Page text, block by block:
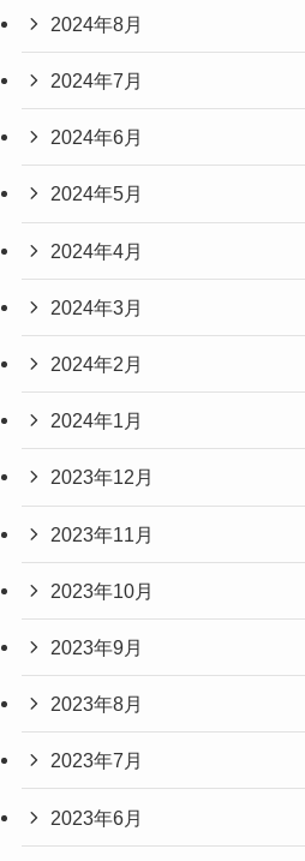
2024年8月
2024年7月
2024年6月
2024年5月
2024年4月
2024年3月
2024年2月
2024年1月
2023年12月
2023年11月
2023年10月
2023年9月
2023年8月
2023年7月
2023年6月